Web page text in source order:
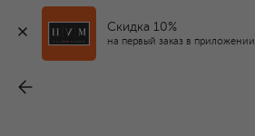
Скидка 10%
на первый заказ в приложении